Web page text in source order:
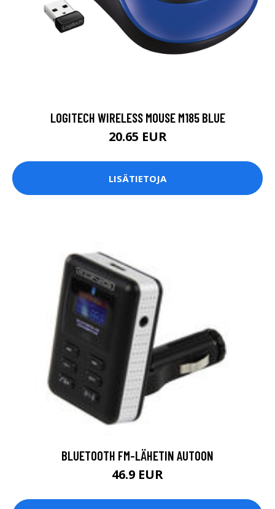
LOGITECH WIRELESS MOUSE M185 BLUE
20.65 EUR
LISÄTIETOJA
BLUETOOTH FM-LÄHETIN AUTOON
46.9 EUR